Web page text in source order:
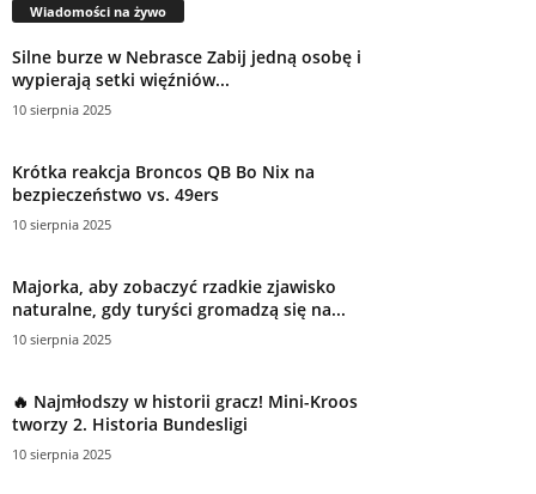
Wiadomości na żywo
Silne burze w Nebrasce Zabij jedną osobę i
wypierają setki więźniów...
10 sierpnia 2025
Krótka reakcja Broncos QB Bo Nix na
bezpieczeństwo vs. 49ers
10 sierpnia 2025
Majorka, aby zobaczyć rzadkie zjawisko
naturalne, gdy turyści gromadzą się na...
10 sierpnia 2025
🔥 Najmłodszy w historii gracz! Mini-Kroos
tworzy 2. Historia Bundesligi
10 sierpnia 2025